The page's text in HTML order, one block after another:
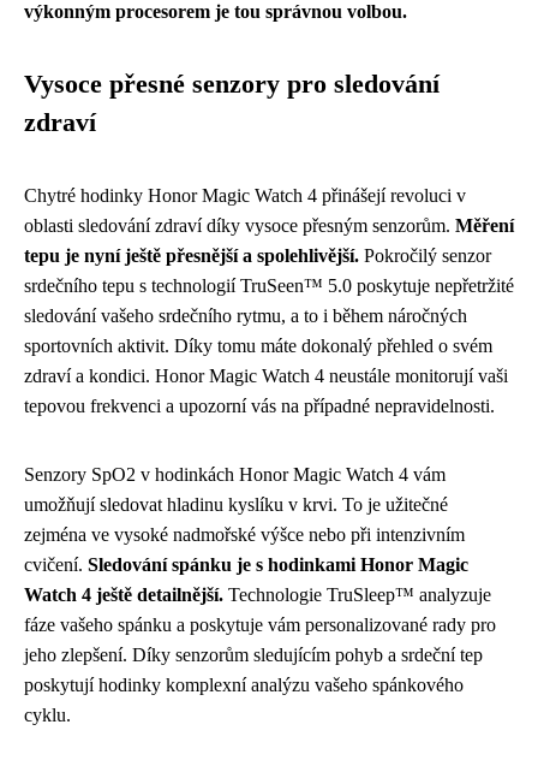
výkonným procesorem je tou správnou volbou.
Vysoce přesné senzory pro sledování
zdraví
Chytré hodinky Honor Magic Watch 4 přinášejí revoluci v
oblasti sledování zdraví díky vysoce přesným senzorům. Měření
tepu je nyní ještě přesnější a spolehlivější. Pokročilý senzor
srdečního tepu s technologií TruSeen™ 5.0 poskytuje nepřetržité
sledování vašeho srdečního rytmu, a to i během náročných
sportovních aktivit. Díky tomu máte dokonalý přehled o svém
zdraví a kondici. Honor Magic Watch 4 neustále monitorují vaši
tepovou frekvenci a upozorní vás na případné nepravidelnosti.
Senzory SpO2 v hodinkách Honor Magic Watch 4 vám
umožňují sledovat hladinu kyslíku v krvi. To je užitečné
zejména ve vysoké nadmořské výšce nebo při intenzivním
cvičení. Sledování spánku je s hodinkami Honor Magic
Watch 4 ještě detailnější. Technologie TruSleep™ analyzuje
fáze vašeho spánku a poskytuje vám personalizované rady pro
jeho zlepšení. Díky senzorům sledujícím pohyb a srdeční tep
poskytují hodinky komplexní analýzu vašeho spánkového
cyklu.